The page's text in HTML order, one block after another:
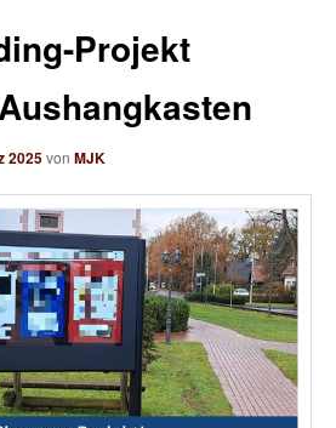
r
g
a
v
i
g
a
t
i
o
n
Projekt
2025vonMJK